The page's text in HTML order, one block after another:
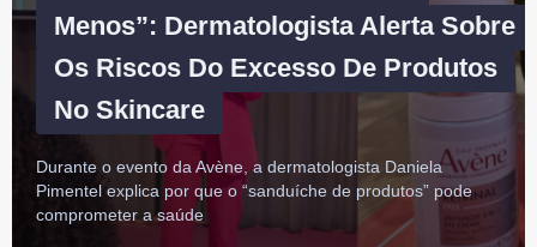
Menos”: Dermatologista Alerta Sobre
Os Riscos Do Excesso De Produtos
No Skincare
Durante o evento da Avène, a dermatologista Daniela
Pimentel explica por que o “sanduíche de produtos” pode
comprometer a saúde